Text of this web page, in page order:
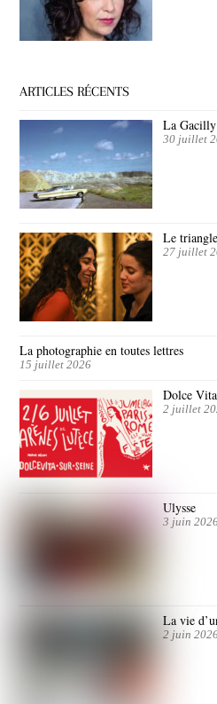
ARTICLES RÉCENTS
La Gacilly
30 juillet
Le
27 juillet
La photographie en toutes lettres
15 juillet 2026
Dolce
2 juillet
Ulysse
3 juin
La vie
2 juin